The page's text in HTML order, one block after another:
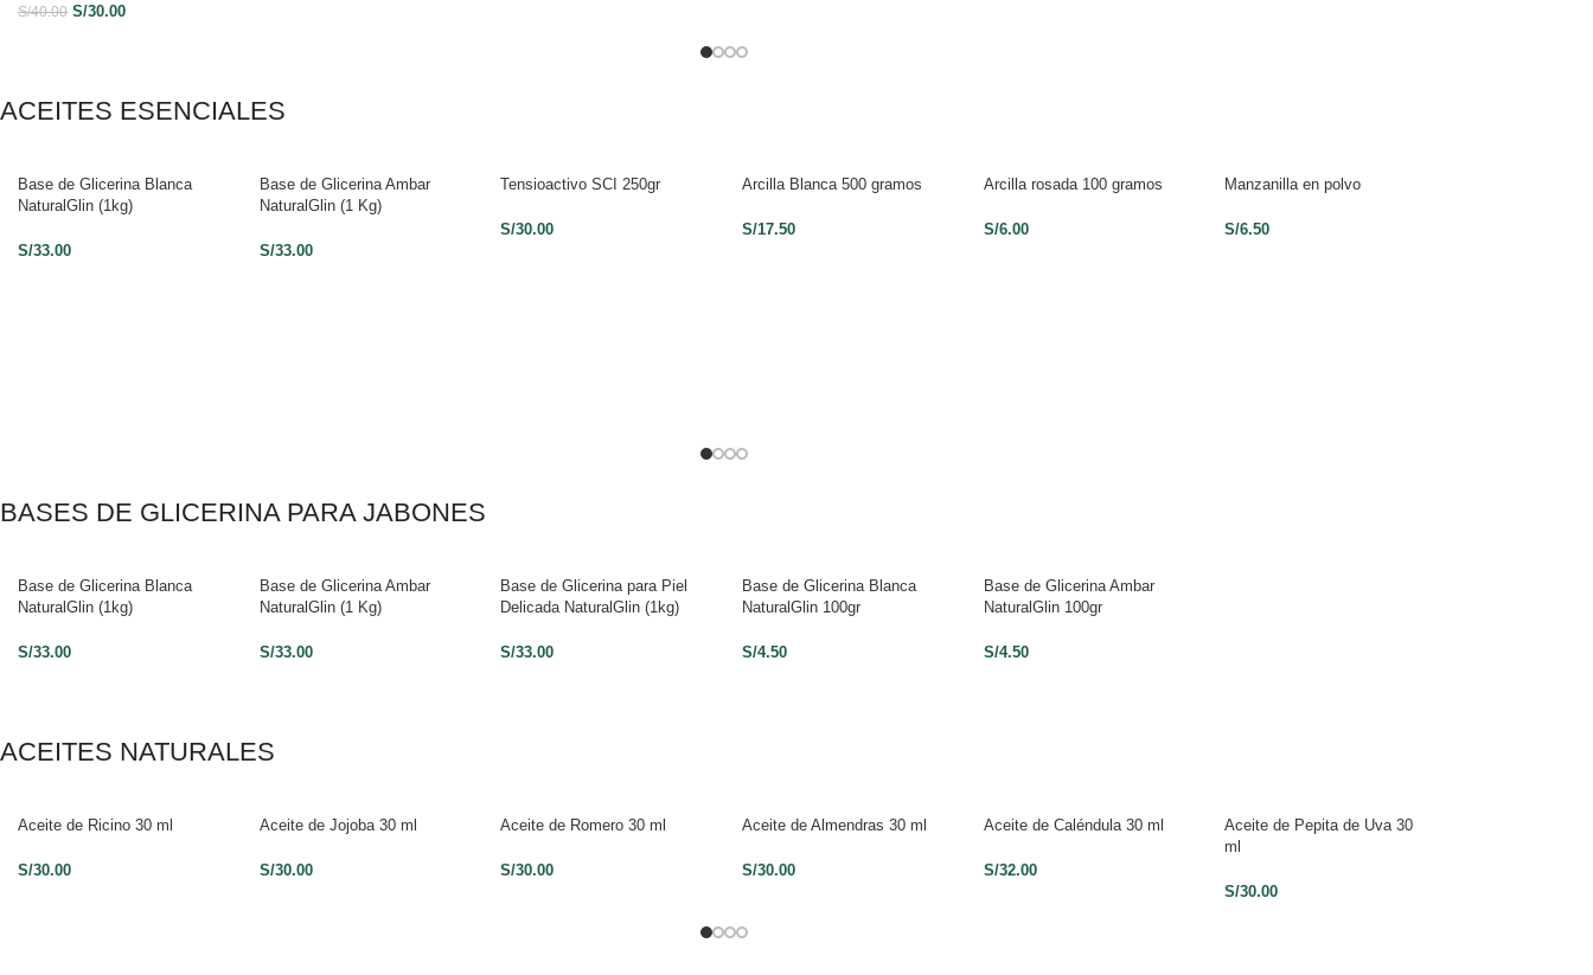
S/40.00 S/30.00
ACEITES ESENCIALES
Base de Glicerina Blanca
NaturalGlin (1kg)
S/33.00
Base de Glicerina Ambar
NaturalGlin (1 Kg)
S/33.00
Tensioactivo SCI 250gr
S/30.00
Arcilla Blanca 500 gramos
S/17.50
Arcilla rosada 100 gramos
S/6.00
Manzanilla en polvo
S/6.50
BASES DE GLICERINA PARA JABONES
Base de Glicerina Blanca
NaturalGlin (1kg)
S/33.00
Base de Glicerina Ambar
NaturalGlin (1 Kg)
S/33.00
Base de Glicerina para Piel
Delicada NaturalGlin (1kg)
S/33.00
Base de Glicerina Blanca
NaturalGlin 100gr
S/4.50
Base de Glicerina Ambar
NaturalGlin 100gr
S/4.50
ACEITES NATURALES
Aceite de Ricino 30 ml
S/30.00
Aceite de Jojoba 30 ml
S/30.00
Aceite de Romero 30 ml
S/30.00
Aceite de Almendras 30 ml
S/30.00
Aceite de Caléndula 30 ml
S/32.00
Aceite de Pepita de Uva 30
ml
S/30.00